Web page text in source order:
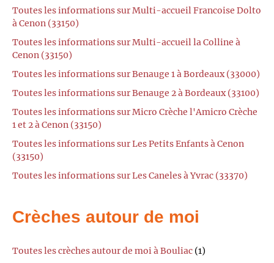
Toutes les informations sur Multi-accueil Francoise Dolto
à Cenon (33150)
Toutes les informations sur Multi-accueil la Colline à
Cenon (33150)
Toutes les informations sur Benauge 1 à Bordeaux (33000)
Toutes les informations sur Benauge 2 à Bordeaux (33100)
Toutes les informations sur Micro Crèche l'Amicro Crèche
1 et 2 à Cenon (33150)
Toutes les informations sur Les Petits Enfants à Cenon
(33150)
Toutes les informations sur Les Caneles à Yvrac (33370)
Crèches autour de moi
Toutes les crèches autour de moi à Bouliac (1)